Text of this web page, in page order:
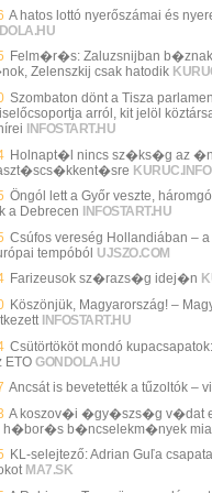
A hatos lottó nyerőszámai és
Felm�r�s: Zaluzsnijban
Zelenszkij csak hatodik
Szombaton dönt a Tisza
arról, kit jelöl
INFOSTART.HU
Holnapt�l nincs sz�ks�g az
KURUC.INFO
Öngól lett a Győr veszte,
a Debrecen
INFOSTART.HU
Csúfos vereség Hollandiában –
tempóból UJSZO.COM
Farizeusok sz�razs�g idej�n
Köszönjük, Magyarország! –
INFOSTART.HU
Csütörtököt mondó
ETO GONDOLA.HU
Ancsát is bevetették a tűzoltók –
A koszov�i �gy�szs�g v�dat
h�bor�s b�ncselekm�nyek
KL-selejtező: Adrian Guľa
MA7.SK